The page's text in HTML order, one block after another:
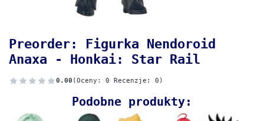
Preorder: Figurka Nendoroid
Anaxa - Honkai: Star Rail
0.00 (Oceny: 0 Recenzje: 0)
Podobne produkty: